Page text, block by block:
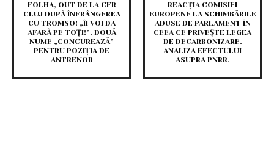
FOLHA, OUT DE LA CFR
CLUJ DUPĂ ÎNFRÂNGEREA
CU TROMSO! „ÎI VOI DA
AFARĂ PE TOȚI!”. DOUĂ
NUME „CONCUREAZĂ”
PENTRU POZIȚIA DE
ANTRENOR
REACȚIA COMISIEI
EUROPENE LA SCHIMBĂRILE
ADUSE DE PARLAMENT ÎN
CEEA CE PRIVEȘTE LEGEA
DE DECARBONIZARE.
ANALIZA EFECTULUI
ASUPRA PNRR.